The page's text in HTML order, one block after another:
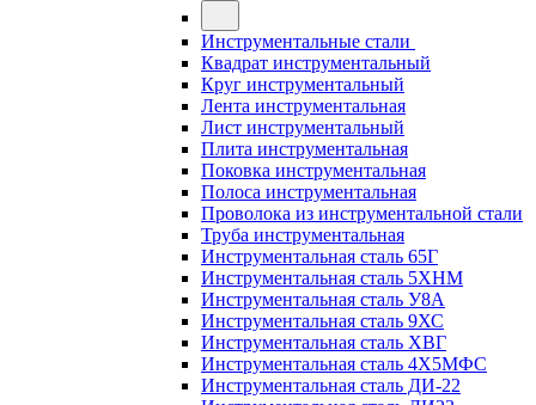
Инструментальные стали
Квадрат инструментальный
Круг инструментальный
Лента инструментальная
Лист инструментальный
Плита инструментальная
Поковка инструментальная
Полоса инструментальная
Проволока из инструментальной стали
Труба инструментальная
Инструментальная сталь 65Г
Инструментальная сталь 5ХНМ
Инструментальная сталь У8А
Инструментальная сталь 9ХС
Инструментальная сталь ХВГ
Инструментальная сталь 4Х5МФС
Инструментальная сталь ДИ-22